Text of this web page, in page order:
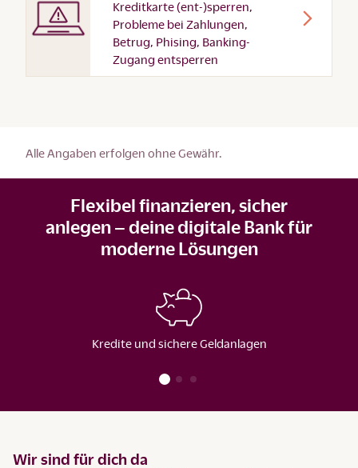
Kreditkarte (ent-)sperren,
Probleme bei Zahlungen,
Betrug, Phising, Banking-
Zugang entsperren
Alle Angaben erfolgen ohne Gewähr.
Flexibel finanzieren, sicher
anlegen – deine digitale Bank für
moderne Lösungen
Kredite und sichere Geldanlagen
Wir sind für dich da